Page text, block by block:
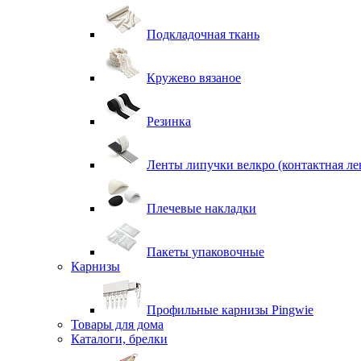
Подкладочная ткань
Кружево вязаное
Резинка
Ленты липучки велкро (контактная
Плечевые накладки
Пакеты упаковочные
Карнизы
Профильные карнизы Pingwie
Товары для дома
Каталоги, брелки